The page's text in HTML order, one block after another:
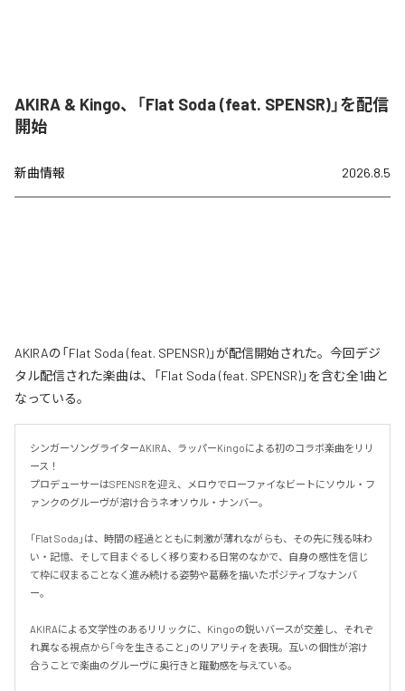
AKIRA & Kingo、「Flat Soda (feat. SPENSR)」を配信
開始
新曲情報 2026.8.5
AKIRAの「Flat Soda (feat. SPENSR)」が配信開始された。今回デジ
タル配信された楽曲は、「Flat Soda (feat. SPENSR)」を含む全1曲と
なっている。
シンガーソングライターAKIRA、ラッパーKingoによる初のコラボ楽曲をリリ
ース！
プロデューサーはSPENSRを迎え、メロウでローファイなビートにソウル・フ
ァンクのグルーヴが溶け合うネオソウル・ナンバー。
「Flat Soda」は、時間の経過とともに刺激が薄れながらも、その先に残る味わ
い・記憶、そして目まぐるしく移り変わる日常のなかで、自身の感性を信じ
て枠に収まることなく進み続ける姿勢や葛藤を描いたポジティブなナンバ
ー。
AKIRAによる文学性のあるリリックに、Kingoの鋭いバースが交差し、それぞ
れ異なる視点から「今を生きること」のリアリティを表現。互いの個性が溶け
合うことで楽曲のグルーヴに奥行きと躍動感を与えている。